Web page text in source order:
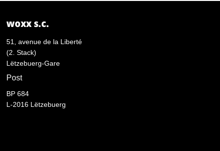
woxx s.c.
51, avenue de la Liberté
(2. Stack)
Lëtzebuerg-Gare
Post
BP 684
L-2016 Lëtzebuerg